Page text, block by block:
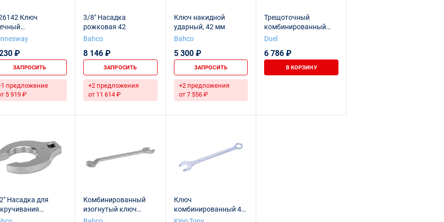
Ключ
42
₽
ЗАПРОСИТЬ
предложение
5 919 ₽
3/8" Насадка
рожковая 42
Bahco
8 146 ₽
ЗАПРОСИТЬ
+2 предложения
от 11 614 ₽
Ключ накидной
ударный, 42 мм
Bahco
5 300 ₽
ЗАПРОСИТЬ
+2 предложения
от 7 556 ₽
Трещоточный
комбинированный
ключ DUEL 42мм,
12500042
Duel
6 786 ₽
В КОРЗИНУ
Насадка для
гаек 42 мм
Комбинированный
изогнутый ключ
Dynamic-Drive™,
Ключ
комбинированный 42
мм KING TONY 1071-